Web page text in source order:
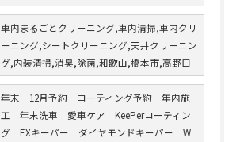
車内まるごとクリーニング,車内清掃,車内クリ
ーニング,シートクリーニング,天井クリーニン
グ,内装清掃,消臭,除菌,和歌山,橋本市,高野口
年末 12月予約 コーティング予約 年内施
工 年末洗車 愛車ケア KeePerコーティン
グ EXキーパー ダイヤモンドキーパー W